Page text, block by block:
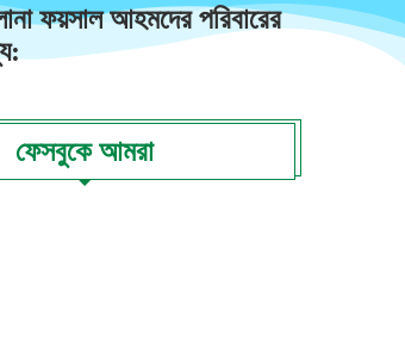
ফয়সাল আহমদের পরিবারের
ফেসবুকে আমরা